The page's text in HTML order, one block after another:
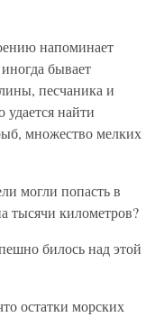
напоминает
бывает
песчаника и
удается найти
множество мелких
могли попасть в
тысячи километров?
билось над этой
остатки морских